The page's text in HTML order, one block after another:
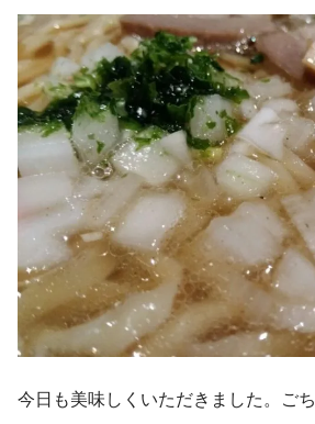
今日も美味しくいただきました。ご